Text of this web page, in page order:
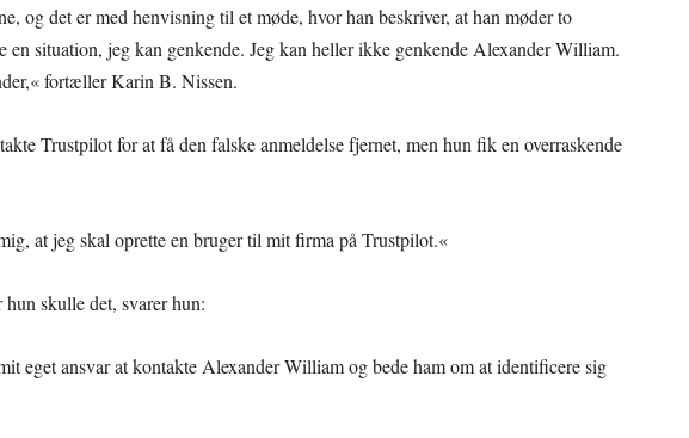
og det er med henvisning til et møde, hvor han beskriver, at han møder to
en situation, jeg kan genkende. Jeg kan heller ikke genkende Alexander William.
fortæller Karin B. Nissen.
Trustpilot for at få den falske anmeldelse fjernet, men hun fik en overraskende
at jeg skal oprette en bruger til mit firma på Trustpilot.«
skulle det, svarer hun:
eget ansvar at kontakte Alexander William og bede ham om at identificere sig